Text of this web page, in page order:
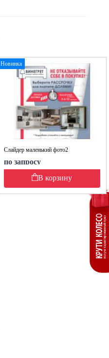
Новинка
Слайдер маленький фото2
по запросу
В корзину